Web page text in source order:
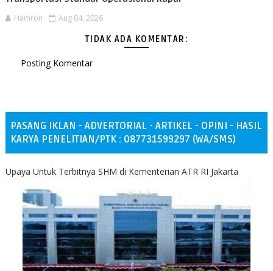
Hamron Aug 04, 2026
TIDAK ADA KOMENTAR:
Posting Komentar
PASANG IKLAN - ADVERTORIAL - ARTIKEL - OPINI - HASIL
KARYA PENELITIAN/PTK : 087731599297 (WA/SMS)
Upaya Untuk Terbitnya SHM di Kementerian ATR RI Jakarta